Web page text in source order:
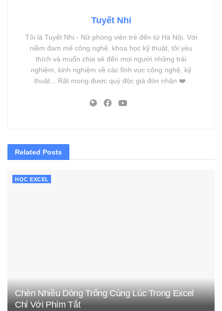
Tuyết Nhi
Tôi là Tuyết Nhi - Nữ phóng viên trẻ đến từ Hà Nội. Với
niềm đam mê công nghệ, khoa học kỹ thuật, tôi yêu
thích và muốn chia sẻ đến mọi người những trải
nghiệm, kinh nghiệm về các lĩnh vực công nghệ, kỹ
thuật... Rất mong được quý độc giả đón nhận ❤️.
Related Posts
HỌC EXCEL
Chèn Nhiều Dòng Trống Cùng Lúc Trong Excel
Chỉ Với Phím Tắt